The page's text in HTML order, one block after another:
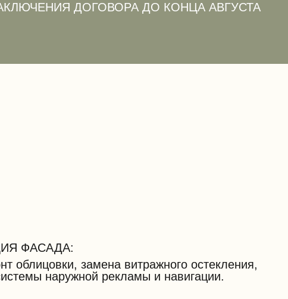
ДОГОВОРА ДО КОНЦА АВГУСТА
ФАСАДА:
облицовки, замена витражного остекления,
наружной рекламы и навигации.